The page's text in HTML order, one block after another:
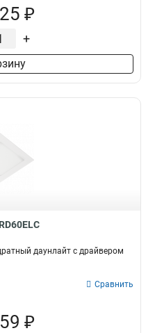
₽
+
даунлайт с драйвером
Сравнить
₽